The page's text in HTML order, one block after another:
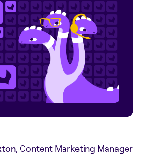
, Content Marketing Manager